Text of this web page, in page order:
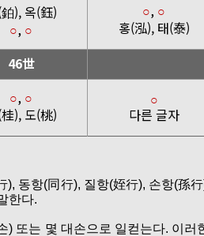
), 옥(鈺)
○, ○
○, ○
홍(泓), 태(泰)
46世
○, ○
), 도(桃)
○
다른 글자
동항(同行), 질항(姪行), 손항(孫
한다.
또는 몇 대손으로 일컫는다. 이